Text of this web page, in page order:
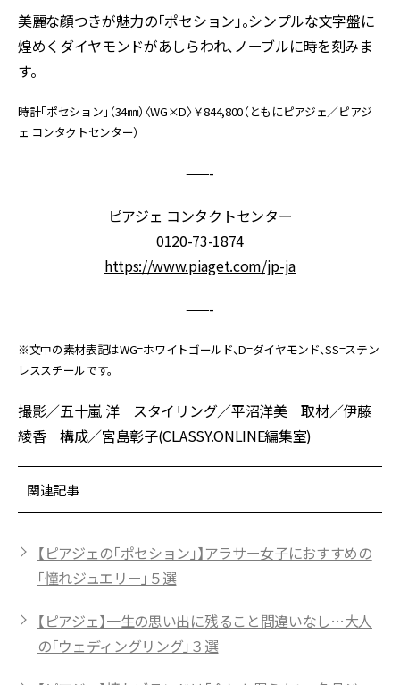
美麗な顔つきが魅力の「ポセション」。シンプルな文字盤に
煌めくダイヤモンドがあしらわれ、ノーブルに時を刻みま
す。
時計「ポセション」（34㎜）〈WG×D〉￥844,800（ともにピアジェ／ピアジ
ェ コンタクトセンター）
——-
ピアジェ コンタクトセンター
0120-73-1874
https://www.piaget.com/jp-ja
——-
※文中の素材表記はWG=ホワイトゴールド、D=ダイヤモンド、SS=ステン
レススチールです。
撮影／五十嵐 洋 スタイリング／平沼洋美 取材／伊藤
綾香 構成／宮島彰子(CLASSY.ONLINE編集室)
関連記事
【ピアジェの「ポセション」】アラサー女子におすすめの
「憧れジュエリー」５選
【ピアジェ】一生の思い出に残ること間違いなし…大人
の「ウェディングリング」３選